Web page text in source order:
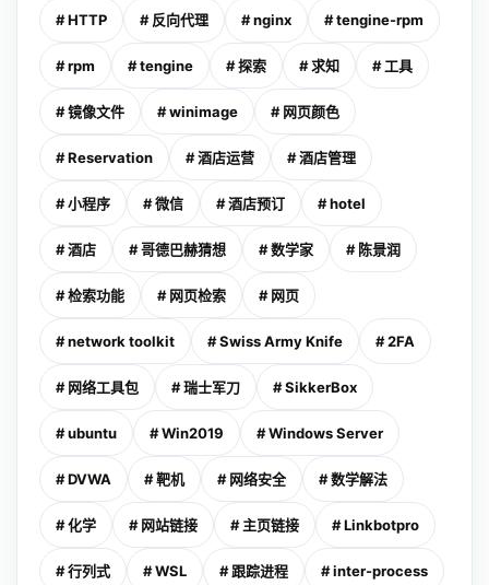
# HTTP # 反向代理 # nginx # tengine-rpm
# rpm # tengine # 探索 # 求知 # 工具
# 镜像文件 # winimage # 网页颜色
# Reservation # 酒店运营 # 酒店管理
# 小程序 # 微信 # 酒店预订 # hotel
# 酒店 # 哥德巴赫猜想 # 数学家 # 陈景润
# 检索功能 # 网页检索 # 网页
# network toolkit # Swiss Army Knife # 2FA
# 网络工具包 # 瑞士军刀 # SikkerBox
# ubuntu # Win2019 # Windows Server
# DVWA # 靶机 # 网络安全 # 数学解法
# 化学 # 网站链接 # 主页链接 # Linkbotpro
# 行列式 # WSL # 跟踪进程 # inter-process